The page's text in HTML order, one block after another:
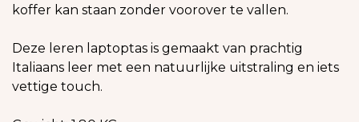
koffer kan staan zonder voorover te vallen.
Deze leren laptoptas is gemaakt van prachtig
Italiaans leer met een natuurlijke uitstraling en iets
vettige touch.